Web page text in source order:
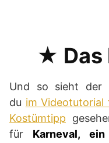
★ Das
Und so sieht der
du im Videotutorial
Kostümtipp
für Karneval,